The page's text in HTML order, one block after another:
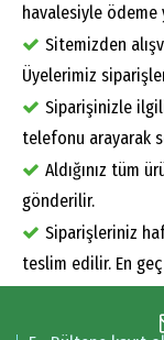
havalesiyle ödeme
Sitemizden
Üyelerimiz
Siparişinizle
telefonu arayarak
Aldığınız tüm
gönderilir.
Siparişleriniz
teslim edilir. En